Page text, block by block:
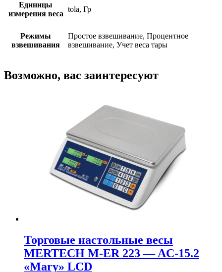
Единицы
измерения веса
tola, Гр
Режимы
взвешивания
Простое взвешивание, Процентное
взвешивание, Учет веса тары
Возможно, вас заинтересуют
Торговые настольные весы
MERTECH M-ER 223 — AC-15.2
«Mary» LCD